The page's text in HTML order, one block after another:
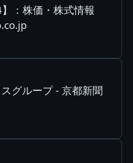
：株価・株式情報
グループ - 京都新聞